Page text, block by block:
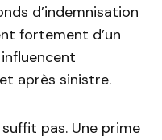
d’indemnisation
fortement d’un
après sinistre.
pas. Une prime